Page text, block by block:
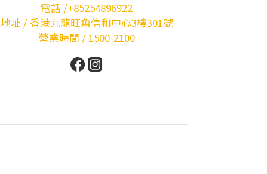
電話 /+85254896922
地址 / 香港九龍旺角信和中心3樓301號
營業時間 / 1500-2100